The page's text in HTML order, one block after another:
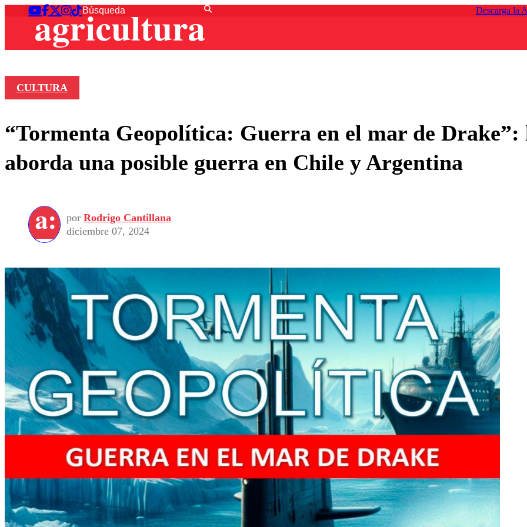
Descarga la
CULTURA
“Tormenta Geopolítica: Guerra en el mar de Drake”:
aborda una posible guerra en Chile y Argentina
por Rodrigo Cantillana
diciembre 07, 2024